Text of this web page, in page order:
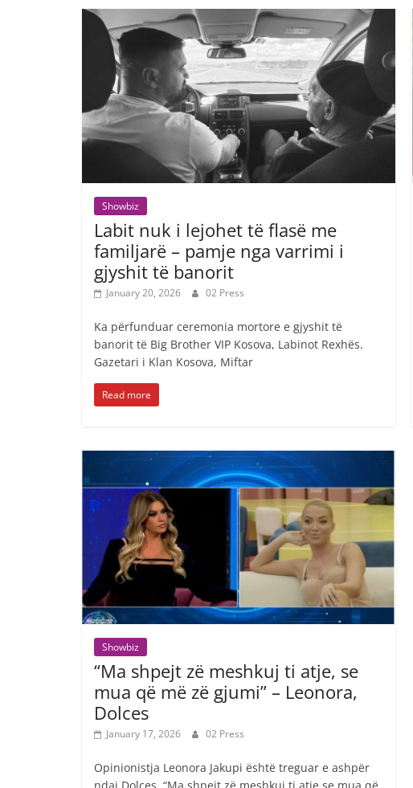
Showbiz
Labit nuk i lejohet të flasë me
familjarë – pamje nga varrimi i
gjyshit të banorit
January 20, 2026 02 Press
Ka përfunduar ceremonia mortore e gjyshit të
banorit të Big Brother VIP Kosova, Labinot Rexhës.
Gazetari i Klan Kosova, Miftar
Read more
Showbiz
“Ma shpejt zë meshkuj ti atje, se
mua që më zë gjumi” – Leonora,
Dolces
January 17, 2026 02 Press
Opinionistja Leonora Jakupi është treguar e ashpër